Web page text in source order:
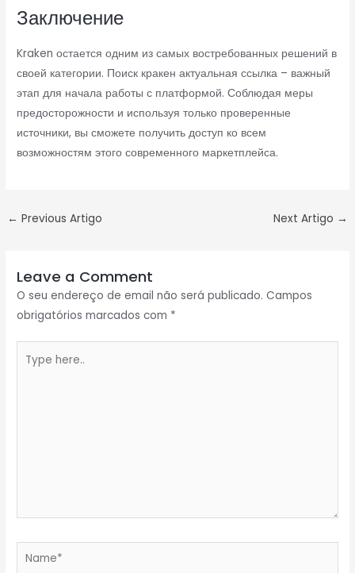
Заключение
Kraken остается одним из самых востребованных решений в
своей категории. Поиск кракен актуальная ссылка – важный
этап для начала работы с платформой. Соблюдая меры
предосторожности и используя только проверенные
источники, вы сможете получить доступ ко всем
возможностям этого современного маркетплейса.
← Previous Artigo Next Artigo →
Leave a Comment
O seu endereço de email não será publicado. Campos
obrigatórios marcados com *
here..
Name*